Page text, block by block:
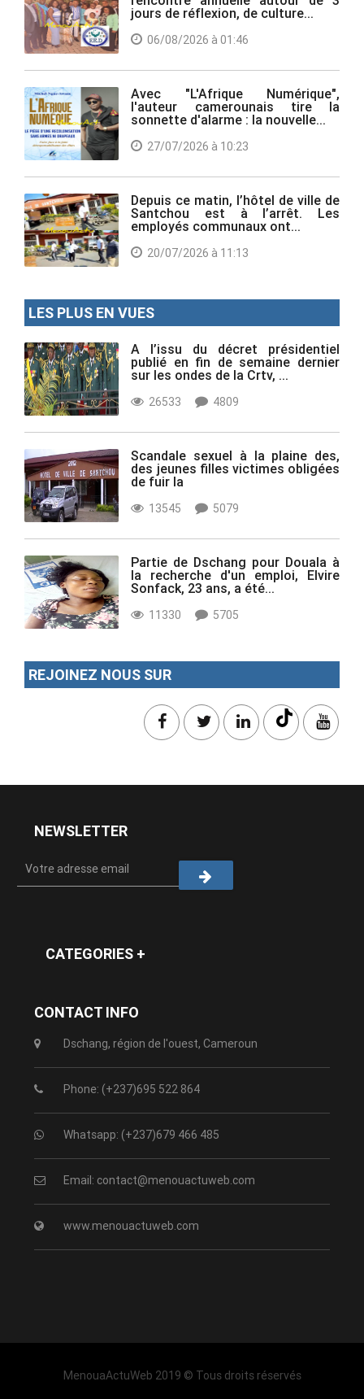
jours de réflexion, de culture...
06/08/2026 à 01:46
Avec "L'Afrique Numérique",
l'auteur camerounais tire la
sonnette d'alarme : la nouvelle...
27/07/2026 à 10:23
Depuis ce matin, l’hôtel de ville de
Santchou est à l’arrêt. Les
employés communaux ont...
20/07/2026 à 11:13
LES PLUS EN VUES
A l’issu du décret présidentiel
publié en fin de semaine dernier
sur les ondes de la Crtv, ...
26533 4809
Scandale sexuel à la plaine des,
des jeunes filles victimes obligées
de fuir la
13545 5079
Partie de Dschang pour Douala à
la recherche d'un emploi, Elvire
Sonfack, 23 ans, a été...
11330 5705
REJOINEZ NOUS SUR
NEWSLETTER
CATEGORIES +
CONTACT INFO
Dschang, région de l'ouest, Cameroun
Phone: (+237)695 522 864
Whatsapp: (+237)679 466 485
Email: contact@menouactuweb.com
www.menouactuweb.com
MenouaActuWeb 2019 © Tous droits réservés